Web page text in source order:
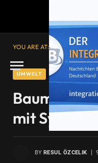
YOU ARE AT: Startseite»
UMWELT
Baum
mit System!
BY RESUL ÖZCELIK